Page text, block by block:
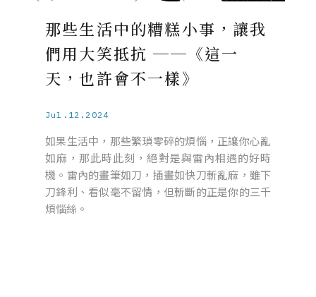
那些生活中的糟糕小事，讓我
們用大笑抵抗 ──《這一
天，也許會不一樣》
Jul.12.2024
如果生活中，那些繁瑣零碎的煩惱，正讓你心亂
如麻，那此時此刻，絕對是與雷內相遇的好時
機。雷內的畫筆如刀，插畫如快刀斬亂麻，雖下
刀鋒利、看似毫不留情，但斬斷的正是你的三千
煩惱絲。